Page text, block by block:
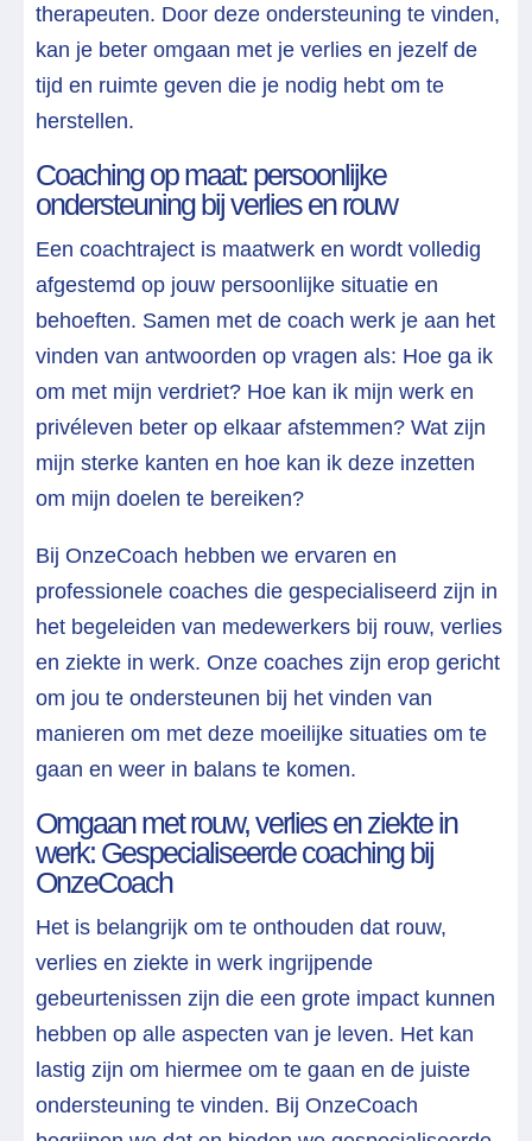
therapeuten. Door deze ondersteuning te vinden,
kan je beter omgaan met je verlies en jezelf de
tijd en ruimte geven die je nodig hebt om te
herstellen.
Coaching op maat: persoonlijke
ondersteuning bij verlies en rouw
Een coachtraject is maatwerk en wordt volledig
afgestemd op jouw persoonlijke situatie en
behoeften. Samen met de coach werk je aan het
vinden van antwoorden op vragen als: Hoe ga ik
om met mijn verdriet? Hoe kan ik mijn werk en
privéleven beter op elkaar afstemmen? Wat zijn
mijn sterke kanten en hoe kan ik deze inzetten
om mijn doelen te bereiken?
Bij OnzeCoach hebben we ervaren en
professionele coaches die gespecialiseerd zijn in
het begeleiden van medewerkers bij rouw, verlies
en ziekte in werk. Onze coaches zijn erop gericht
om jou te ondersteunen bij het vinden van
manieren om met deze moeilijke situaties om te
gaan en weer in balans te komen.
Omgaan met rouw, verlies en ziekte in
werk: Gespecialiseerde coaching bij
OnzeCoach
Het is belangrijk om te onthouden dat rouw,
verlies en ziekte in werk ingrijpende
gebeurtenissen zijn die een grote impact kunnen
hebben op alle aspecten van je leven. Het kan
lastig zijn om hiermee om te gaan en de juiste
ondersteuning te vinden. Bij OnzeCoach